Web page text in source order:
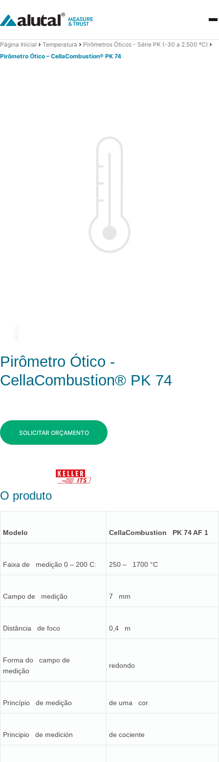
Página Inicial Temperatura
Pirômetros Óticos - Série PK (-30 a 2.500 ºC)
Pirômetro Ótico – CellaCombustion® PK 74
Pirômetro Ótico -
CellaCombustion® PK 74
SOLICITAR ORÇAMENTO
O produto
Modelo CellaCombustion PK 74 AF 1
Faixa de medição 0 – 200 C: 250 – 1700 °C
Campo de medição 7 mm
Distância de foco 0,4 m
Forma do campo de
medição
redondo
Princípio de medição de uma cor
Principio de medición de cociente